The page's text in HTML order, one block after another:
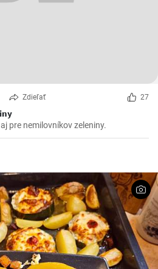
Zdieľať 27
pre nemilovníkov zeleniny.